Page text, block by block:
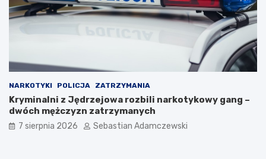
NARKOTYKI POLICJA ZATRZYMANIA
Kryminalni z Jędrzejowa rozbili narkotykowy gang –
dwóch mężczyzn zatrzymanych
7 sierpnia 2026 Sebastian Adamczewski